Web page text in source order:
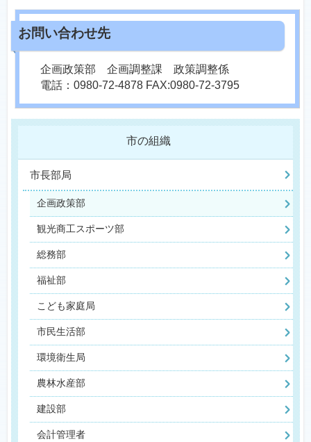
企画政策部 企画調整課 政策調整係
電話：0980-72-4878 FAX:0980-72-3795
市の組織
市長部局
企画政策部
観光商工スポーツ部
総務部
福祉部
こども家庭局
市民生活部
環境衛生局
農林水産部
建設部
会計管理者